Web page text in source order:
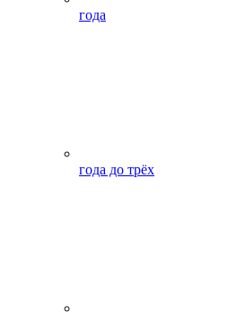
года
года до трёх